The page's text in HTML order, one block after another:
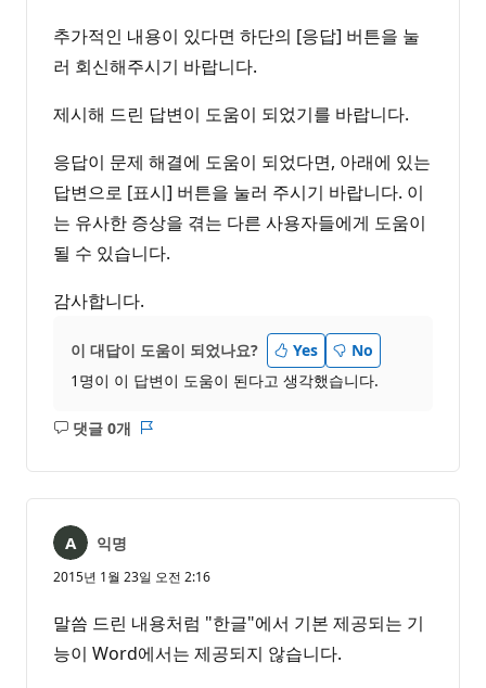
추가적인 내용이 있다면 하단의 [응답] 버튼을 눌
러 회신해주시기 바랍니다.
제시해 드린 답변이 도움이 되었기를 바랍니다.
응답이 문제 해결에 도움이 되었다면, 아래에 있는
답변으로 [표시] 버튼을 눌러 주시기 바랍니다. 이
는 유사한 증상을 겪는 다른 사용자들에게 도움이
될 수 있습니다.
감사합니다.
이 대답이 도움이 되었나요? Yes
No
1명이 이 답변이 도움이 된다고 생각했습니다.
댓글 0개
설
음
익명
2015년 1월 23일 오전 2:16
말씀 드린 내용처럼 "한글"에서 기본 제공되는 기
능이 Word에서는 제공되지 않습니다.